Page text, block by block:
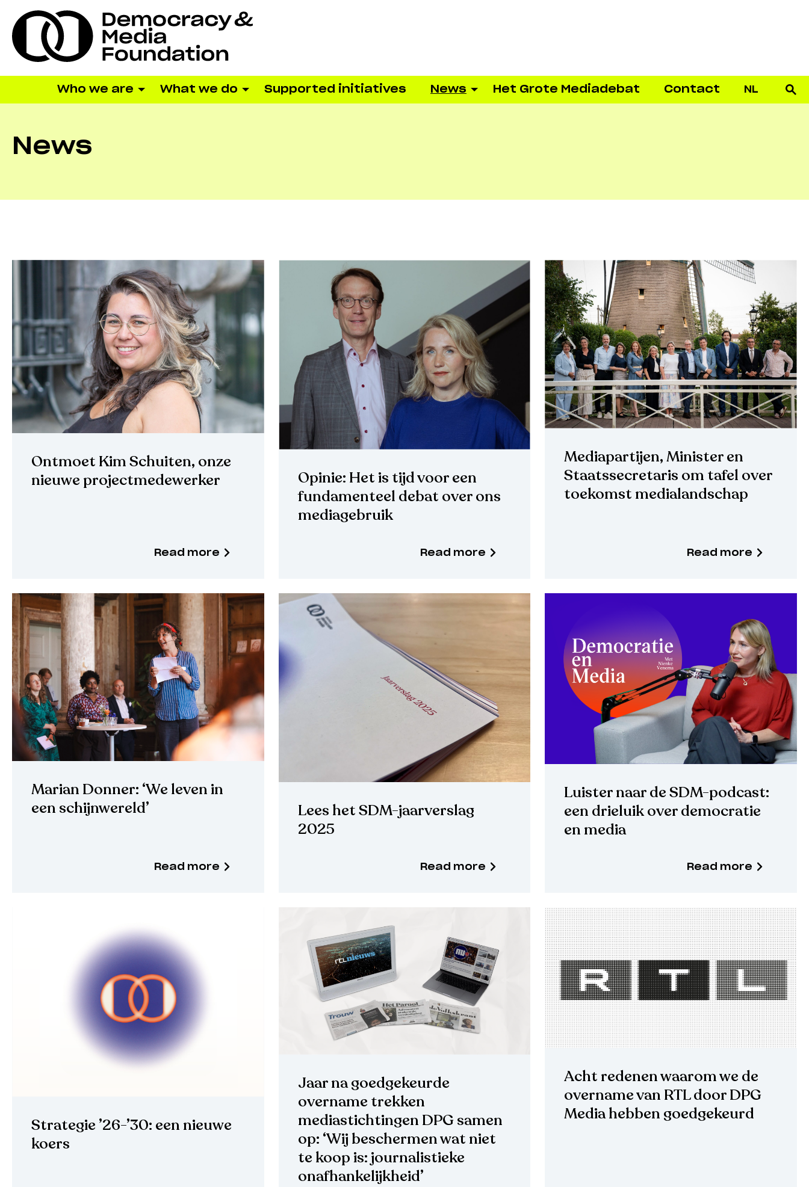
Who we are What we do Supported initiatives News Het Grote Mediadebat Contact NL
News
Ontmoet Kim Schuiten, onze
nieuwe projectmedewerker
Read more
Opinie: Het is tijd voor een
fundamenteel debat over ons
mediagebruik
Read more
Mediapartijen, Minister en
Staatssecretaris om tafel over
toekomst medialandschap
Read more
Marian Donner: ‘We leven in
een schijnwereld’
Read more
Lees het SDM-jaarverslag
2025
Read more
Luister naar de SDM-podcast:
een drieluik over democratie
en media
Read more
Strategie ’26-’30: een nieuwe
koers
Jaar na goedgekeurde
overname trekken
mediastichtingen DPG samen
op: ‘Wij beschermen wat niet
te koop is: journalistieke
onafhankelijkheid’
Acht redenen waarom we de
overname van RTL door DPG
Media hebben goedgekeurd